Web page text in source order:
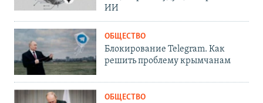
ИИ
ОБЩЕСТВО
Блокирование Telegram. Как
решить проблему крымчанам
ОБЩЕСТВО